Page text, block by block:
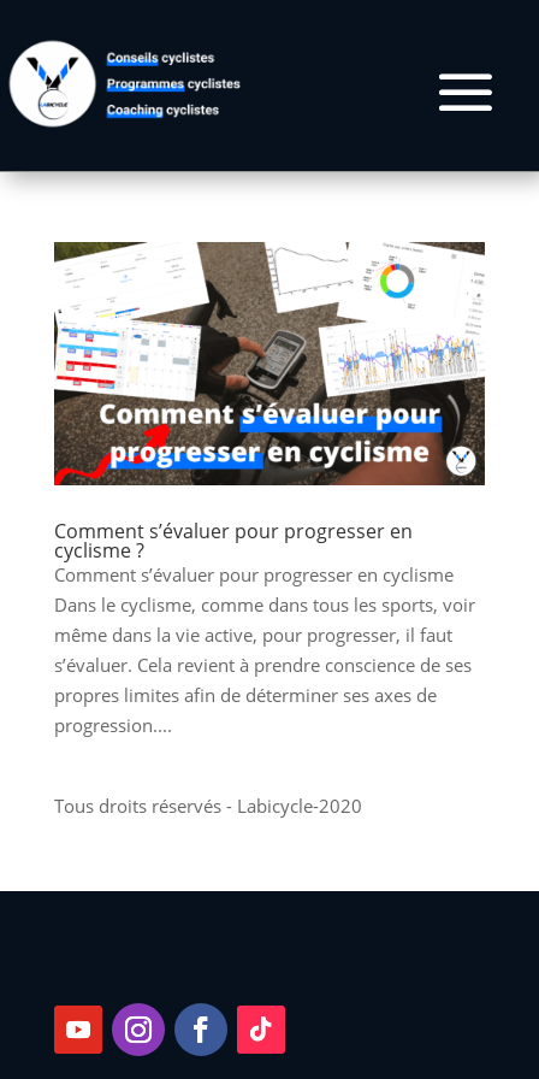
Comment s’évaluer pour progresser en
cyclisme ?
Comment s’évaluer pour progresser en cyclisme
Dans le cyclisme, comme dans tous les sports, voir
même dans la vie active, pour progresser, il faut
s’évaluer. Cela revient à prendre conscience de ses
propres limites afin de déterminer ses axes de
progression....
Tous droits réservés - Labicycle-2020